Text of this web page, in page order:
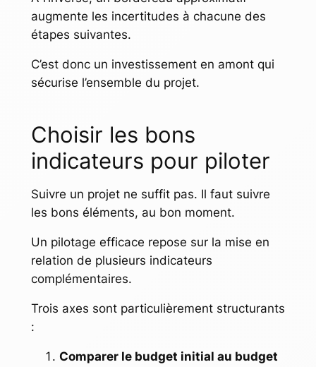
augmente les incertitudes à chacune des
étapes suivantes.
C’est donc un investissement en amont qui
sécurise l’ensemble du projet.
Choisir les bons
indicateurs pour piloter
Suivre un projet ne suffit pas. Il faut suivre
les bons éléments, au bon moment.
Un pilotage efficace repose sur la mise en
relation de plusieurs indicateurs
complémentaires.
Trois axes sont particulièrement structurants
:
Comparer le budget initial au budget